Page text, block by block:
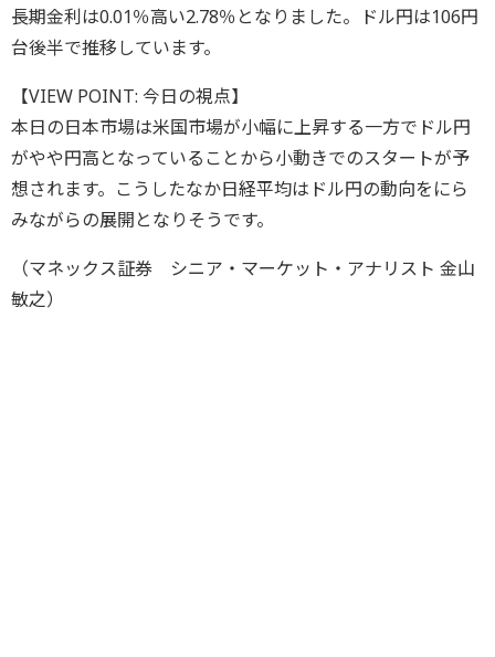
長期金利は0.01％高い2.78％となりました。ドル円は106円
台後半で推移しています。
【VIEW POINT: 今日の視点】
本日の日本市場は米国市場が小幅に上昇する一方でドル円
がやや円高となっていることから小動きでのスタートが予
想されます。こうしたなか日経平均はドル円の動向をにら
みながらの展開となりそうです。
（マネックス証券 シニア・マーケット・アナリスト 金山
敏之）